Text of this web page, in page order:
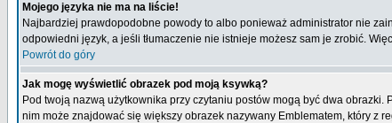
Mojego języka nie ma na liście!
Najbardziej prawdopodobne powody to albo ponieważ administrator nie
odpowiedni język, a jeśli tłumaczenie nie istnieje możesz sam je zrobić.
Powrót do góry
Jak mogę wyświetlić obrazek pod moją ksywką?
Pod twoją nazwą użytkownika przy czytaniu postów mogą być dwa
nim może znajdować się większy obrazek nazywany Emblematem, który z